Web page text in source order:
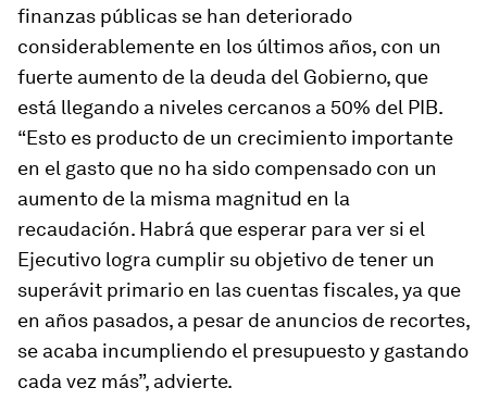
finanzas públicas se han deteriorado
considerablemente en los últimos años, con un
fuerte aumento de la deuda del Gobierno, que
está llegando a niveles cercanos a 50% del PIB.
“Esto es producto de un crecimiento importante
en el gasto que no ha sido compensado con un
aumento de la misma magnitud en la
recaudación. Habrá que esperar para ver si el
Ejecutivo logra cumplir su objetivo de tener un
superávit primario en las cuentas fiscales, ya que
en años pasados, a pesar de anuncios de recortes,
se acaba incumpliendo el presupuesto y gastando
cada vez más”, advierte.